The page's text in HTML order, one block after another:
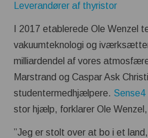
Leverandører af thyristor
I 2017 etablerede Ole Wenzel
vakuumteknologi og
milliardendel af vores
Marstrand og Caspar Ask
studentermedhjælpere. Sense4
stor hjælp, forklarer Ole
”Jeg er stolt over at bo i et